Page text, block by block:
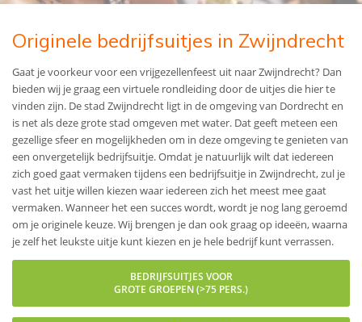
Originele bedrijfsuitjes in Zwijndrecht
Gaat je voorkeur voor een vrijgezellenfeest uit naar Zwijndrecht? Dan
bieden wij je graag een virtuele rondleiding door de uitjes die hier te
vinden zijn. De stad Zwijndrecht ligt in de omgeving van Dordrecht en
is net als deze grote stad omgeven met water. Dat geeft meteen een
gezellige sfeer en mogelijkheden om in deze omgeving te genieten van
een onvergetelijk bedrijfsuitje. Omdat je natuurlijk wilt dat iedereen
zich goed gaat vermaken tijdens een bedrijfsuitje in Zwijndrecht, zul je
vast het uitje willen kiezen waar iedereen zich het meest mee gaat
vermaken. Wanneer het een succes wordt, wordt je nog lang geroemd
om je originele keuze. Wij brengen je dan ook graag op ideeën, waarna
je zelf het leukste uitje kunt kiezen en je hele bedrijf kunt verrassen.
BEDRIJFSUITJES VOOR
GROTE GROEPEN (>75 PERS.)